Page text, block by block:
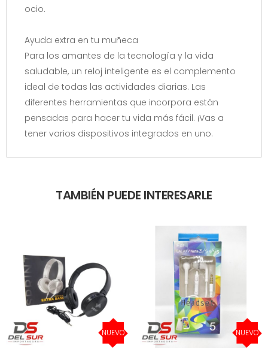
ocio.
Ayuda extra en tu muñeca
Para los amantes de la tecnología y la vida
saludable, un reloj inteligente es el complemento
ideal de todas las actividades diarias. Las
diferentes herramientas que incorpora están
pensadas para hacer tu vida más fácil. ¡Vas a
tener varios dispositivos integrados en uno.
TAMBIÉN PUEDE INTERESARLE
NUEVO NUEVO